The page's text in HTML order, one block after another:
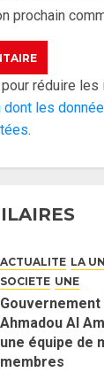
prochain
réduire les
les
.
ACTUALITE LA
SOCIETE UNE
Gouvernement
Ahmadou Al
une équipe de
membres
garde ses
26 MAI 2026
Réintégration
l’Assemblée
Mergane
J’espère me
26 MAI 2026
Gouvernement